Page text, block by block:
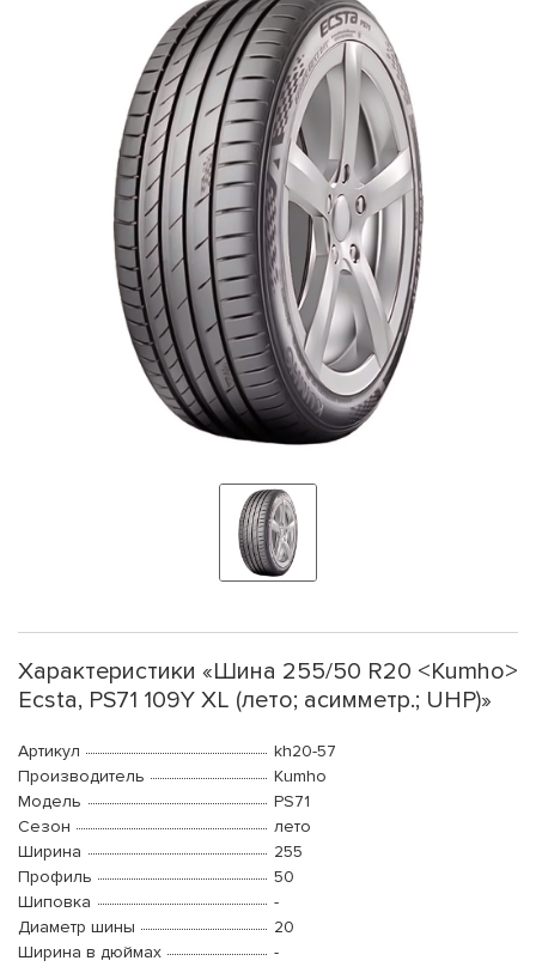
Характеристики «Шина 255/50 R20 <Kumho>
Ecsta, PS71 109Y XL (лето; асимметр.; UHP)»
Артикул
kh20-57
Производитель
Kumho
Модель
PS71
Сезон
лето
Ширина
255
Профиль
50
Шиповка
-
Диаметр шины
20
Ширина в дюймах
-